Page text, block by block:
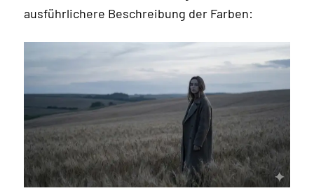
ausführlichere Beschreibung der Farben: